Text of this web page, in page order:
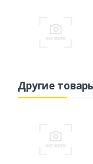
Другие